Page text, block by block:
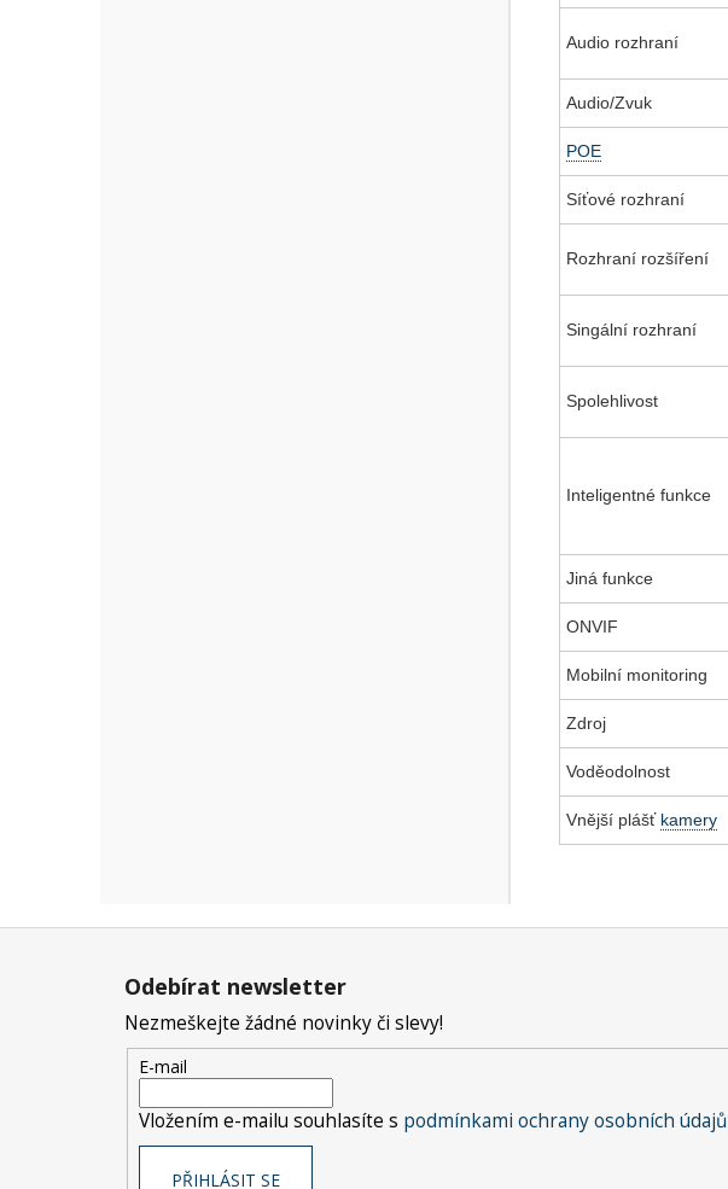
Audio rozhraní
Audio/Zvuk
POE
Síťové rozhraní
Rozhraní rozšíření
Singální rozhraní
Spolehlivost
Inteligentné funkce
Jiná funkce
ONVIF
Mobilní monitoring
Zdroj
Voděodolnost
Vnější plášť kamery
Odebírat newsletter
Nezmeškejte žádné novinky či slevy!
E-mail
Vložením e-mailu souhlasíte s podmínkami ochrany osobních údajů
PŘIHLÁSIT SE